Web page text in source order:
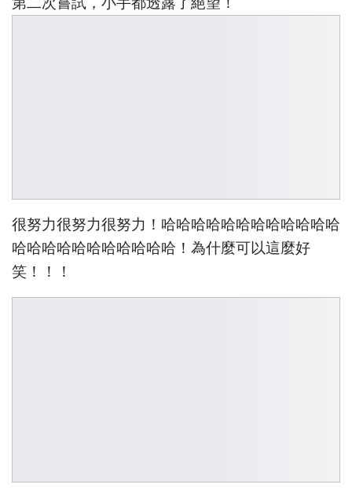
很努力很努力很努力！哈哈哈哈哈哈哈哈哈哈哈哈
哈哈哈哈哈哈哈哈哈哈哈！為什麼可以這麼好
笑！！！